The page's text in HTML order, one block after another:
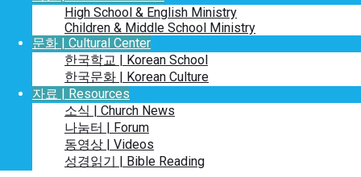
High School & English Ministry
Children & Middle School Ministry
문화 | Cultural Center
한국학교 | Korean School
한국문화 | Korean Culture
자료 | Resources
소식 | Church News
나눔터 | Forum
동영상 | Videos
성경읽기 | Bible Reading